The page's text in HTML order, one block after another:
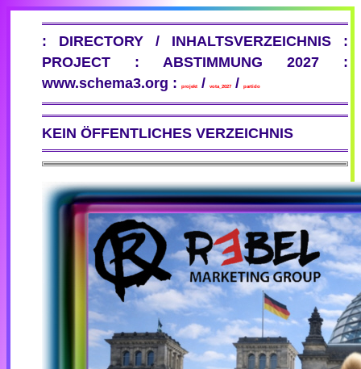
: DIRECTORY / INHALTSVERZEICHNIS :
PROJECT : ABSTIMMUNG 2027 :
www.schema3.org :
projekt / vota_2027 / partido
KEIN ÖFFENTLICHES VERZEICHNIS